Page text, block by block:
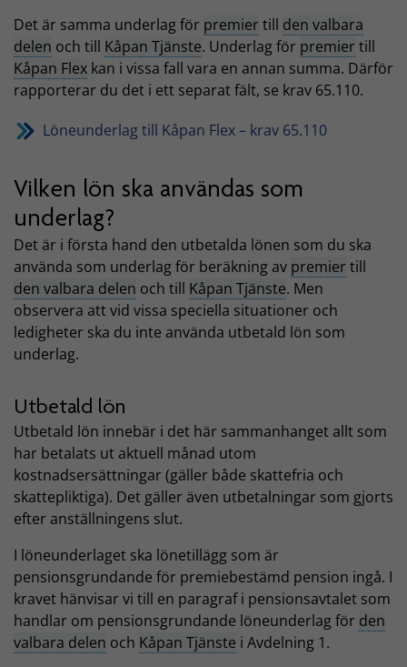
Det är samma underlag för premier till den valbara
delen och till Kåpan Tjänste. Underlag för premier till
Kåpan Flex kan i vissa fall vara en annan summa. Därför
rapporterar du det i ett separat fält, se krav 65.110.
Löneunderlag till Kåpan Flex – krav 65.110
Vilken lön ska användas som
underlag?
Det är i första hand den utbetalda lönen som du ska
använda som underlag för beräkning av premier till
den valbara delen och till Kåpan Tjänste. Men
observera att vid vissa speciella situationer och
ledigheter ska du inte använda utbetald lön som
underlag.
Utbetald lön
Utbetald lön innebär i det här sammanhanget allt som
har betalats ut aktuell månad utom
kostnadsersättningar (gäller både skattefria och
skattepliktiga). Det gäller även utbetalningar som gjorts
efter anställningens slut.
I löneunderlaget ska lönetillägg som är
pensionsgrundande för premiebestämd pension ingå. I
kravet hänvisar vi till en paragraf i pensionsavtalet som
handlar om pensionsgrundande löneunderlag för den
valbara delen och Kåpan Tjänste i Avdelning 1.